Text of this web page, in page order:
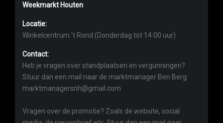
Weekmarkt Houten
Locatie:
Winkelcentrum ’t Rond (Donderdag tot 14:00 uur)
Contact:
Heb je vragen over standplaatsen en vergunningen?
Stuur dan een mail naar de marktmanager Ben Berg:
marktmanagersnh@gmail.com
Vragen over de promotie? Zoals de website, social